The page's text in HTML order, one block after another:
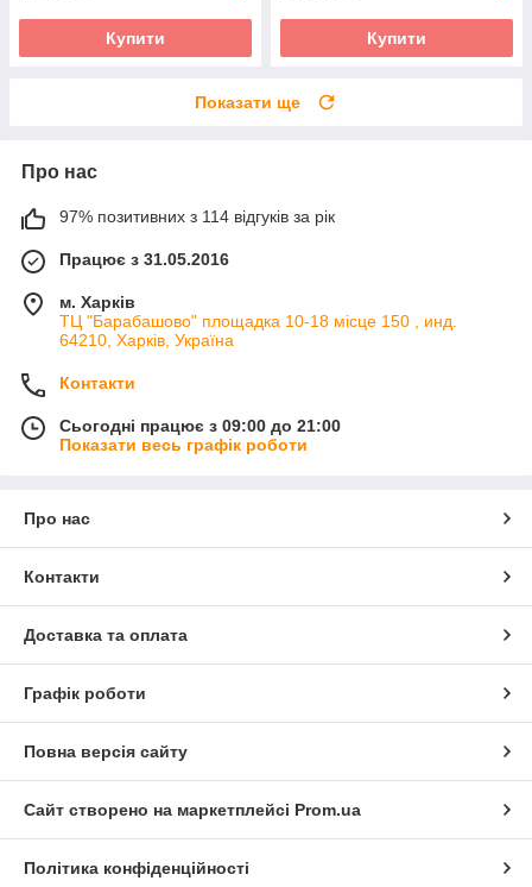
Купити Купити
Показати ще
Про нас
97% позитивних з 114 відгуків за рік
Працює з 31.05.2016
м. Харків
ТЦ "Барабашово" площадка 10-18 місце 150 , инд.
64210, Харків, Україна
Контакти
Сьогодні працює з 09:00 до 21:00
Показати весь графік роботи
Про нас
Контакти
Доставка та оплата
Графік роботи
Повна версія сайту
Сайт створено на маркетплейсі Prom.ua
Політика конфіденційності